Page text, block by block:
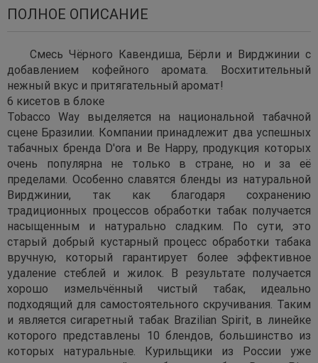
ПОЛНОЕ ОПИСАНИЕ
Смесь Чёрного Кавендиша, Бёрли и Вирджинии с
добавлением кофейного аромата. Восхитительный
нежный вкус и притягательный аромат!
6 кисетов в блоке
Tobacco Way выделяется на национальной табачной
сцене Бразилии. Компании принадлежит два успешных
табачных бренда D'ora и Be Happy, продукция которых
очень популярна не только в стране, но и за её
пределами. Особенно славятся бленды из натуральной
Вирджинии, так как благодаря сохранению
традиционных процессов обработки табак получается
насыщенным и натурально сладким. По сути, это
старый добрый кустарный процесс обработки табака
вручную, который гарантирует более эффективное
удаление стеблей и жилок. В результате получается
хорошо измельчённый чистый табак, идеально
подходящий для самостоятельного скручивания. Таким
и является сигаретный табак Brazilian Spirit, в линейке
которого представлены 10 блендов, большинство из
которых натуральные. Курильщики из России уже